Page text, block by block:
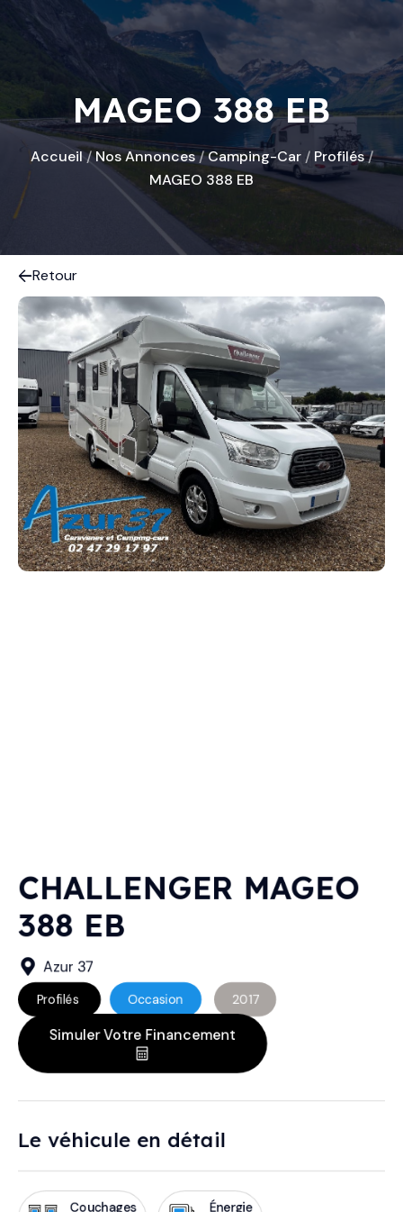
MAGEO 388 EB
Accueil/Nos Annonces/Camping-Car/ Profilés/
MAGEO 388 EB
Retour
CHALLENGER MAGEO
388 EB
Azur 37
Profilés Occasion 2017
Simuler Votre Financement
Le véhicule en détail
Couchages Énergie